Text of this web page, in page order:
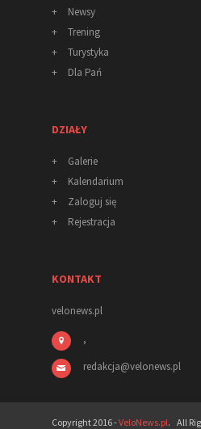
+
Newsy
+
Trening
+
Turystyka
+
Dla Pań
DZIAŁY
+
Galerie
+
Kalendarium
+
Zaloguj się
+
Rejestracja
KONTAKT
velonews.pl
,
redakcja@velonews.pl
Copyright 2016 -VeloNews.pl. All